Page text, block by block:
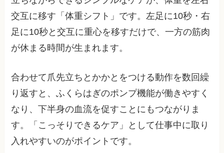
交互に移す「体重シフト」です。左足に10秒・右
足に10秒と交互に重心を移すだけで、一方の筋肉
が休まる時間が生まれます。
合わせて爪先立ちとかかとをつける動作を数回繰
り返すと、ふくらはぎのポンプ機能が働きやすく
なり、下半身の血流を促すことにもつながりま
す。「こっそりできるケア」として仕事中に取り
入れやすいのがポイントです。